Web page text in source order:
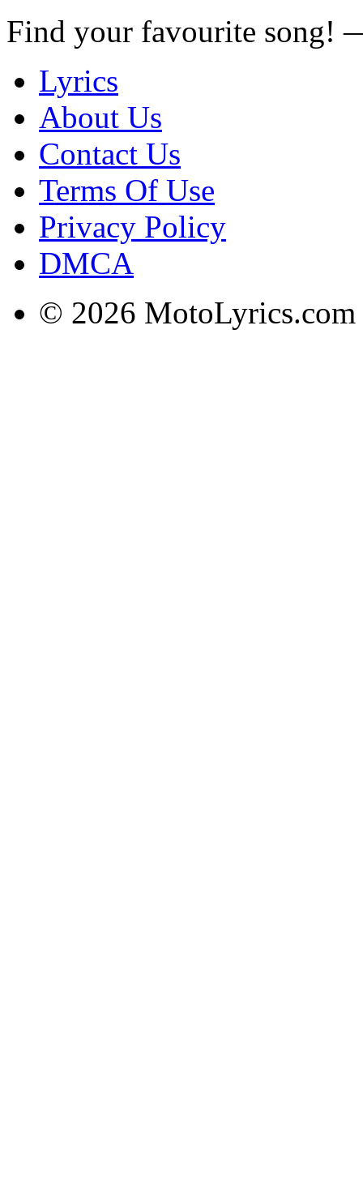
Find your favourite song!
Lyrics
About Us
Contact Us
Terms Of Use
Privacy Policy
DMCA
© 2026 MotoLyrics.com